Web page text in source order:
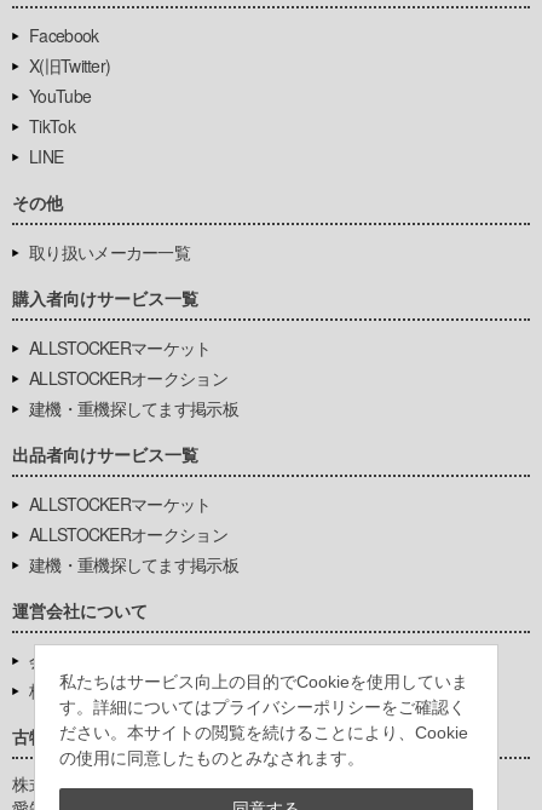
私たちはサービス向上の目的でCookieを使用していま
す。詳細についてはプライバシーポリシーをご確認く
ださい。本サイトの閲覧を続けることにより、Cookie
の使用に同意したものとみなされます。
Facebook
X(旧Twitter)
YouTube
TikTok
LINE
その他
取り扱いメーカー一覧
購入者向けサービス一覧
ALLSTOCKERマーケット
ALLSTOCKERオークション
建機・重機探してます掲示板
出品者向けサービス一覧
ALLSTOCKERマーケット
ALLSTOCKERオークション
建機・重機探してます掲示板
運営会社について
会社基本情報
株式会社豊環境開発
古物営業法に基づく表示
株式会社豊環境開発